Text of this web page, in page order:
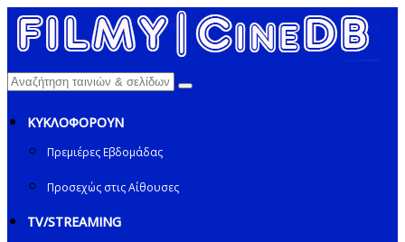
ΚΥΚΛΟΦΟΡΟΥΝ
Πρεμιέρες Εβδομάδας
Προσεχώς στις Αίθουσες
TV/STREAMING